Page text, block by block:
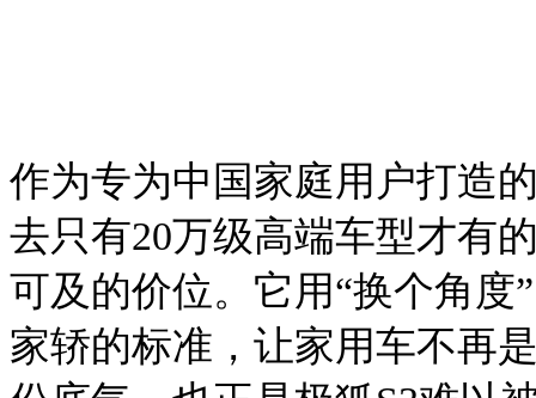
作为专为中国家庭用户打造
去只有20万级高端车型才有
可及的价位。它用“换个角
家轿的标准，让家用车不再